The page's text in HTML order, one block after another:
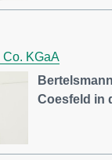
Co. KGaA
Coesfeld in